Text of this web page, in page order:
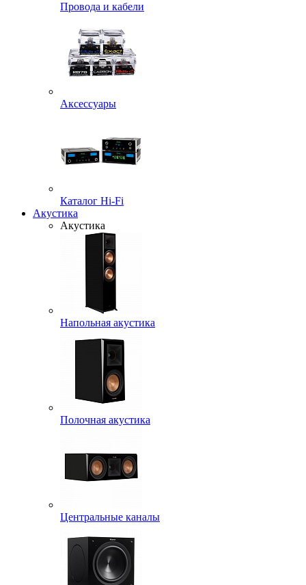
Провода и кабели
Аксессуары
Каталог Hi-Fi
Акустика
Акустика
Напольная акустика
Полочная акустика
Центральные каналы